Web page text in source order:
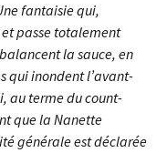
fantaisie qui,
passe totalement
la sauce, en
qui inondent l’avant-
au terme du count-
que la Nanette
générale est déclarée